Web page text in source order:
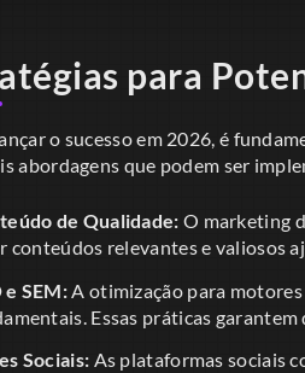
para
o sucesso em 2026, é
abordagens que podem ser
de Qualidade: O marketing
conteúdos relevantes e valiosos
e SEM: A otimização para motores
Essas práticas
Sociais: As plataformas sociais